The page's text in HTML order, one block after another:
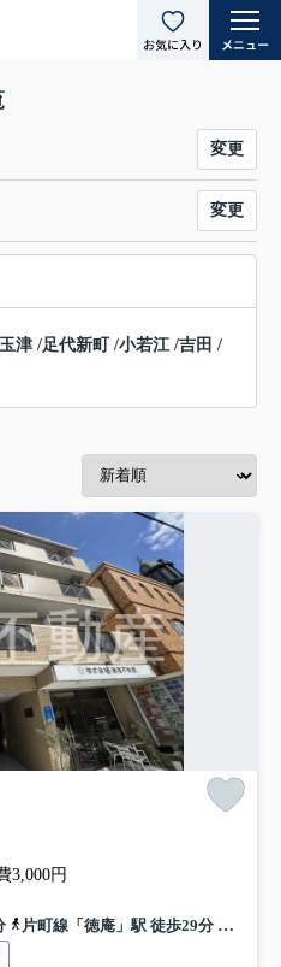
変更
変更
玉津 /足代新町 /小若江/吉田 /
3,000円
片町線「徳庵」駅 徒歩29分 片町線